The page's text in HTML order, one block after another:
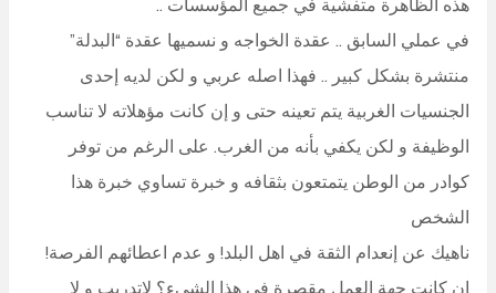
في عملي السابق .. عقدة الخواجه و نسميها عقدة “البدلة”
منتشرة بشكل كبير .. فهذا اصله عربي و لكن لديه إحدى
الجنسيات الغربية يتم تعينه حتى و إن كانت مؤهلاته لا تناسب
الوظيفة و لكن يكفي بأنه من الغرب. على الرغم من توفر
كوادر من الوطن يتمتعون بثقافه و خبرة تساوي خبرة هذا
الشخص
ناهيك عن إنعدام الثقة في اهل البلد! و عدم اعطائهم الفرصة!
إن كانت جهة العمل مقصرة في هذا الشيء؟ لاتدريب و لا